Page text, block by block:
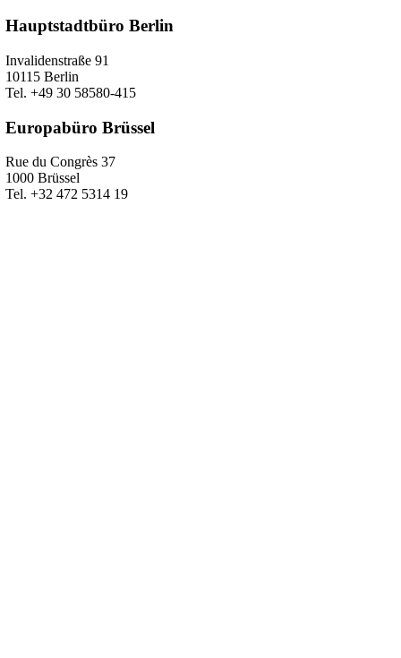
Hauptstadtbüro Berlin
Invalidenstraße 91
10115 Berlin
Tel. +49 30 58580-415
Europabüro Brüssel
Rue du Congrès 37
1000 Brüssel
Tel. +32 472 5314 19